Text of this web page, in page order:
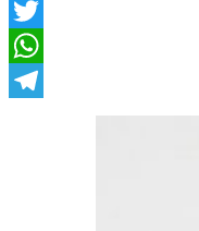
Facebook
Twitter
WhatsApp